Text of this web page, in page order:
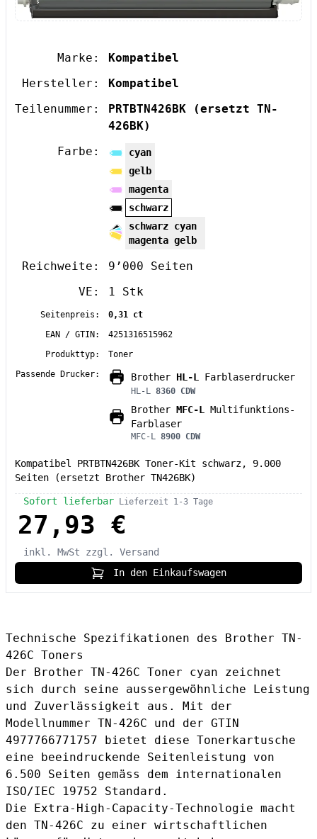
Marke:
Kompatibel
Hersteller:
Kompatibel
Teilenummer:
PRTBTN426BK
(ersetzt TN-
426BK)
Farbe:
cyan
gelb
magenta
schwarz
schwarz cyan
magenta gelb
Reichweite:
9’000 Seiten
VE:
1 Stk
Seitenpreis:
0,31 ct
EAN / GTIN:
4251316515962
Produkttyp:
Toner
Passende Drucker:
Brother HL-L Farblaserdrucker
HL-L 8360 CDW
Brother MFC-L
Multifunktions-
Farblaser
MFC-L 8900 CDW
Kompatibel PRTBTN426BK Toner-Kit schwarz, 9.000
Seiten (ersetzt Brother TN426BK)
Sofort lieferbar Lieferzeit 1-3 Tage
27,93 €
inkl. MwSt
zzgl. Versand
In den Einkaufswagen
Technische Spezifikationen des Brother TN-
426C Toners
Der Brother TN-426C Toner cyan zeichnet
sich durch seine aussergewöhnliche Leistung
und Zuverlässigkeit aus. Mit der
Modellnummer TN-426C und der GTIN
4977766771757 bietet diese Tonerkartusche
eine beeindruckende Seitenleistung von
6.500 Seiten gemäss dem internationalen
ISO/IEC 19752 Standard.
Die Extra-High-Capacity-Technologie macht
den TN-426C zu einer wirtschaftlichen